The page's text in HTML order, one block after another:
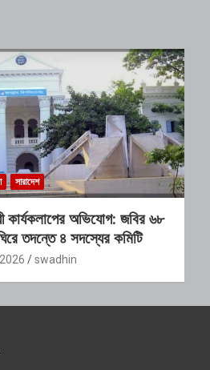
সারাদেশ
কার্যকলাপের অভিযোগ: জবির ৬৮
তদন্তে ৪ সদস্যের কমিটি
swadhin